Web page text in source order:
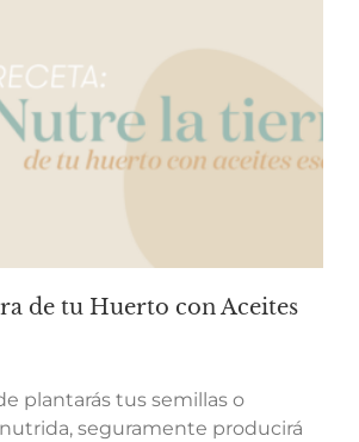
de tu Huerto con Aceites
plantarás tus semillas o
seguramente producirá